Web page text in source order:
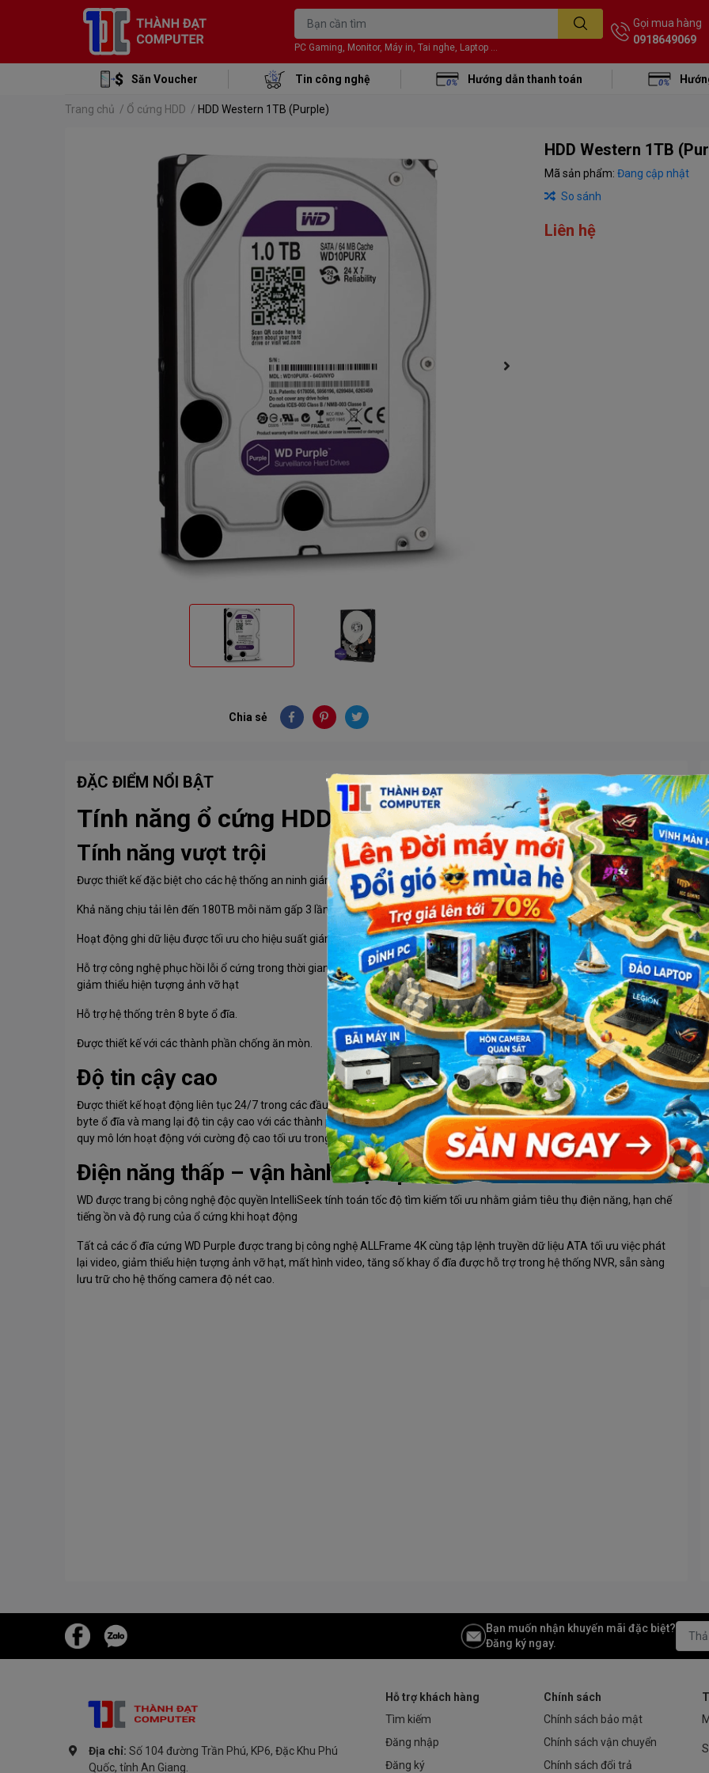
PC Gaming, Monitor, Máy in, Tai nghe, Laptop ...
Gọi mua hàng
0918649069
Săn Voucher Tin công nghệ Hướng dẫn thanh toán
Trang chủ / Ổ cứng HDD / HDD Western 1TB (Purple)
Chia sẻ
HDD Western 1TB
Mã sản phẩm: Đang cập nhật
So sánh
Liên hệ
ĐẶC ĐIỂM NỔI BẬT
Tính năng ổ cứng HDD Western 1TB purple
Tính năng vượt trội
Được thiết kế đặc biệt cho các hệ thống an ninh giám sát
Khả năng chịu tải lên đến 180TB mỗi năm gấp 3 lần ổ cứng thường
Hoạt động ghi dữ liệu được tối ưu cho hiệu suất giám sát đạt tối đa
Hỗ trợ công nghệ phục hồi lỗi ổ cứng trong thời gian nhất định cùng tập lệnh truyền dữ liệu ATA tối ưu việc phát lại video,
giảm thiểu hiện tượng ảnh vỡ hạt
Hỗ trợ hệ thống trên 8 byte ổ đĩa.
Được thiết kế với các thành phần chống ăn mòn.
Độ tin cậy cao
Được thiết kế hoạt động liên tục 24/7 trong các đầu ghi hình DVR và NVR. Ổ cứng Purple tối ưu cho hệ thống lớn hơn 8
byte ổ đĩa và mang lại độ tin cậy cao với các thành phần chống ăn mòn. WD Purple phù hợp cho các hệ thống giám sát
quy mô lớn hoạt động với cường độ cao tối ưu trong những môi trường khắc nghiệt.
Điện năng thấp – vận hành hiệu quả
WD được trang bị công nghệ độc quyền IntelliSeek tính toán tốc độ tìm kiếm tối ưu nhằm giảm tiêu thụ điện năng, hạn chế
tiếng ồn và độ rung của ổ cứng khi hoạt động
Tất cả các ổ đĩa cứng WD Purple được trang bị công nghệ ALLFrame 4K cùng tập lệnh truyền dữ liệu ATA tối ưu việc phát
lại video, giảm thiểu hiện tượng ảnh vỡ hạt, mất hình video, tăng số khay ổ đĩa được hỗ trợ trong hệ thống NVR, sẵn sàng
lưu trữ cho hệ thống camera độ nét cao.
Bạn muốn nhận khuyến mãi đặc biệt?
Đăng ký ngay.
Địa chỉ: Số 104 đường Trần Phú, KP6, Đặc Khu Phú
Quốc, tỉnh An Giang.
Hỗ trợ khách hàng
Tìm kiếm
Đăng nhập
Đăng ký
Chính sách
Chính sách bảo mật
Chính sách vận chuyển
Chính sách đổi trả